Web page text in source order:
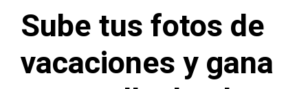
Sube tus fotos de
vacaciones y gana